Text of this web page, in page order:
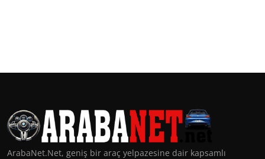
ArabaNet.Net, geniş bir araç yelpazesine dair kapsamlı